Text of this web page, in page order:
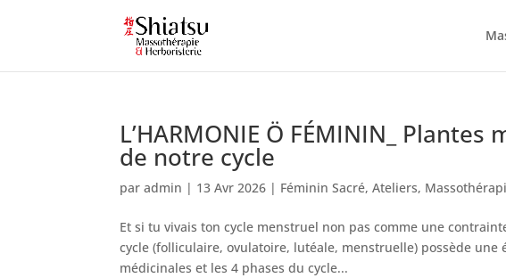
L’HARMONIE Ö FÉMININ_
de notre cycle
paradmin | 13 Avr 2026 | Féminin Sacré,Ateliers,
Et si tu vivais ton cycle menstruel non pas comme une
cycle (folliculaire, ovulatoire, lutéale, menstruelle) possède une
médicinales et les 4 phases du cycle...